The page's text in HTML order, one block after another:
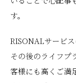
す。
RISONALサービ
その後のライフプ
客様にも高くご満